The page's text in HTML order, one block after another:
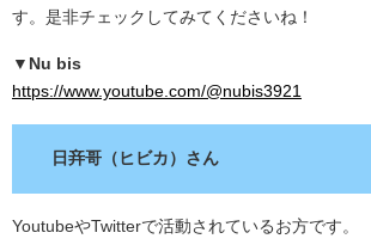
す。是非チェックしてみてくださいね！
▼Nu bis
https://www.youtube.com/@nubis3921
日竎哥（ヒビカ）さん
YoutubeやTwitterで活動されているお方です。